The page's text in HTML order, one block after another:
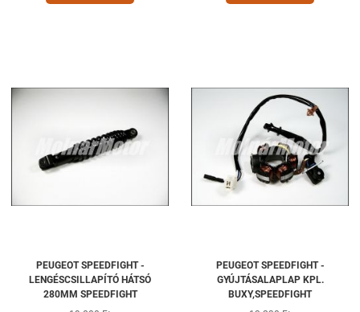
PEUGEOT SPEEDFIGHT -
LENGÉSCSILLAPÍTÓ HÁTSÓ
280MM SPEEDFIGHT
PEUGEOT SPEEDFIGHT -
GYÚJTÁSALAPLAP KPL.
BUXY,SPEEDFIGHT